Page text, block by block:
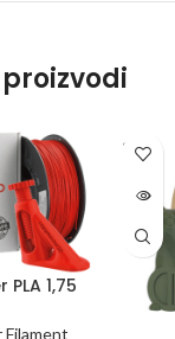
1,75
SOLD
OUT